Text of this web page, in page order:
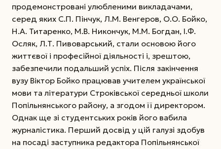
продемонстровані улюбленими викладачами,
серед яких С.П. Пінчук, Л.М. Венгеров, О.О. Бойко,
Н.А. Титаренко, М.В. Никончук, М.М. Богдан, І.Ф.
Осляк, Л.Т. Пивоварський, стали основою його
життєвої і професійної діяльності і, зрештою,
забезпечили подальший успіх. Після закінчення
вузу Віктор Бойко працював учителем української
мови та літератури Строківської середньої школи
Попільнянського району, а згодом її директором.
Однак ще зі студентських років його вабила
журналістика. Перший досвід у цій галузі здобув
на посаді заступника редактора Попільнянської